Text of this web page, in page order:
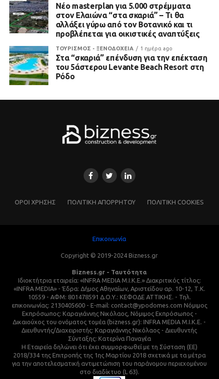
Νέο masterplan για 5.000 στρέμματα
στον Ελαιώνα “στα σκαριά” – Τι θα
αλλάξει γύρω από τον Βοτανικό και τι
προβλέπεται για οικιστικές αναπτύξεις
ΤΟΥΡΙΣΜΟΣ - ΞΕΝΟΔΟΧΕΙΑ 1 ημέρα ago
Στα “σκαριά” επένδυση για την επέκταση
του 5άστερου Levante Beach Resort στη
Ρόδο
ΌΡΟΙ ΧΡΗΣΗΣ ΠΟΛΙΤΙΚΗ ΑΠΟΡΡΗΤΟΥ ΠΟΛΙΤΙΚΗ COOKIES
Επικοινωνία
Copyright © 2019-2024 Bizness.gr
Bizness.gr - Ταυτότητα
Ιδιοκτήτρια εταιρεία: «INFRA MEDIA M.I.K.E.» Διακριτικός τίτλος:
«INFRA MEDIA» - Έδρα: Δήμος Αθηναίων, Αριστείδου αρ. 10-12, Τ.Κ.
10559 - ΑΦΜ: 801478591 Δ.Ο.Υ.: ΚΕΦΟΔΕ ΑΤΤΙΚΗΣ. - Τηλ.
επικοινωνίας: 2130405600 - E-mail: contact@ypodomes.com Νόμιμος
Εκπρόσωπος: Καραγιάννης Νικόλαος, Νόμιμος Εκπρόσωπος -
Δικαιούχος του ονόματος τομέα (bizness.gr): INFRA MEDIA M.I.K.E. -
Διευθυντής/Διαχειριστής: Καραγιάννης Νικόλαος - Διευθυντής
Σύνταξης: Κατερίνα Παναγέα
Η Εταιρεία δηλώνει ότι έχει συμμορφωθεί με τη Σύσταση (ΕΕ)
2018/334 της Επιτροπής της 1ης Μαρτίου 2018 σχετικά με τα μέτρα
για την αποτελεσματική αντιμετώπιση του παράνομου περιεχομένου
στο διαδίκτυο (L 63).